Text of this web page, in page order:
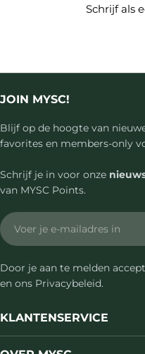
Schrijf als
JOIN MYSC!
Blijf op de hoogte van
favorites en members-only
Schrijf je in voor onze
van MYSC Points.
Email
Door je aan te melden
en ons Privacybeleid.
KLANTENSERVICE